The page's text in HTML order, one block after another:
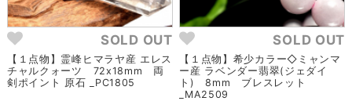
SOLD OUT
【１点物】霊峰ヒマラヤ産 エレス
チャルクォーツ 72x18mm 両
剣ポイント 原石 _PC1805
SOLD OUT
【１点物】希少カラー◇ミャンマ
ー産 ラベンダー翡翠(ジェダイ
ト) 8mm ブレスレット
_MA2509